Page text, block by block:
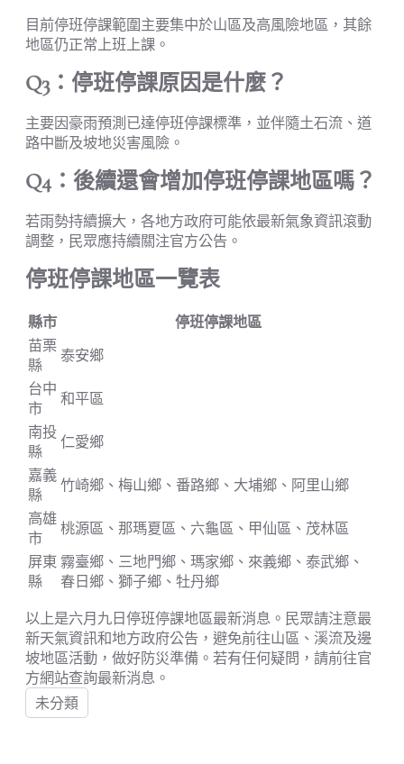
目前停班停課範圍主要集中於山區及高風險地區，其餘
地區仍正常上班上課。
Q3：停班停課原因是什麼？
主要因豪雨預測已達停班停課標準，並伴隨土石流、道
路中斷及坡地災害風險。
Q4：後續還會增加停班停課地區嗎？
若雨勢持續擴大，各地方政府可能依最新氣象資訊滾動
調整，民眾應持續關注官方公告。
停班停課地區一覽表
縣市
停班停課地區
苗栗
縣
泰安鄉
台中
市
和平區
南投
縣
仁愛鄉
嘉義
縣
竹崎鄉、梅山鄉、番路鄉、大埔鄉、阿里山鄉
高雄
市
桃源區、那瑪夏區、六龜區、甲仙區、茂林區
屏東
縣
霧臺鄉、三地門鄉、瑪家鄉、來義鄉、泰武鄉、
春日鄉、獅子鄉、牡丹鄉
以上是六月九日停班停課地區最新消息。民眾請注意最
新天氣資訊和地方政府公告，避免前往山區、溪流及邊
坡地區活動，做好防災準備。若有任何疑問，請前往官
方網站查詢最新消息。
未分類